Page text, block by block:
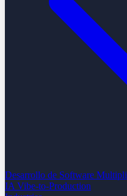
Desarrollo de Software
IA Vibe-to-Production